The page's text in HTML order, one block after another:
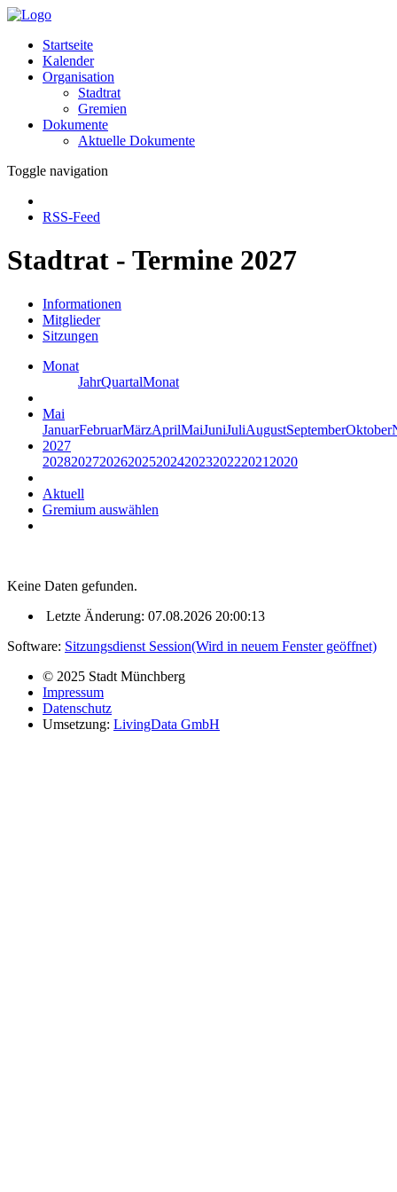
Startseite
Kalender
Organisation
Stadtrat
Gremien
Dokumente
Aktuelle Dokumente
Toggle navigation
RSS-Feed
Stadtrat - Termine 2027
Informationen
Mitglieder
Sitzungen
Monat
JahrQuartalMonat
Mai
JanuarFebruarMärzAprilMaiJuniJuliAugustSeptemberOktober
2027
20282027202620252024202320222021 2020
Aktuell
Gremium auswählen
Keine Daten gefunden.
Letzte Änderung: 07.08.2026 20:00:13
Software: Sitzungsdienst Session(Wird in neuem Fenster geöffnet)
© 2025 Stadt Münchberg
Impressum
Datenschutz
Umsetzung: LivingData GmbH